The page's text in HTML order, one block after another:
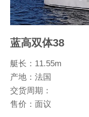
蓝高双体38
艇长：11.55m
产地：法国
交货周期：
售价：面议